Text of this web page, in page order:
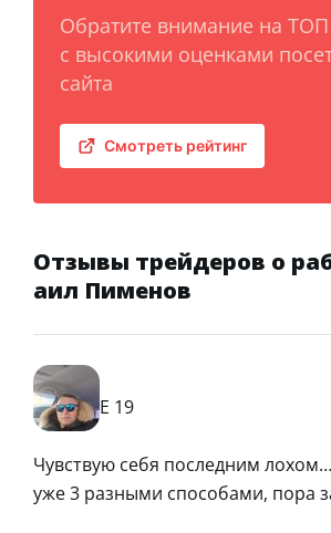
Обратите внимание на
с высокими оценками
сайта
Смотреть рейтинг
Отзывы трейдеров о
аил Пименов
Е 19
Чувствую себя последним
уже 3 разными способами, пора